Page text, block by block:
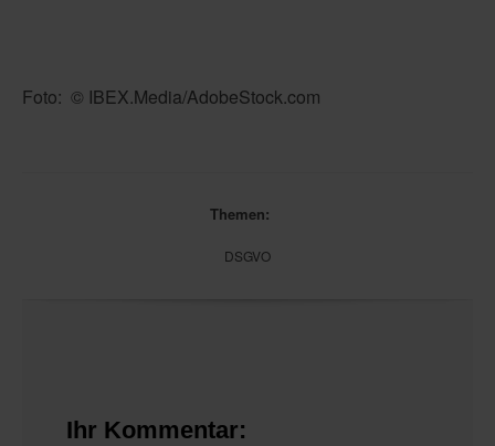
Foto: © IBEX.Media/AdobeStock.com
Themen:
DSGVO
Ihr Kommentar: